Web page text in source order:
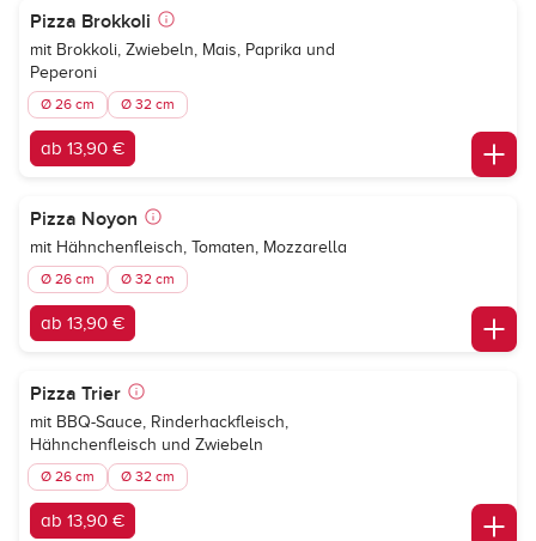
Pizza Brokkoli
mit Brokkoli, Zwiebeln, Mais, Paprika und
Peperoni
Ø 26 cm Ø 32 cm
ab 13,90 €
Pizza Noyon
mit Hähnchenfleisch, Tomaten, Mozzarella
Ø 26 cm Ø 32 cm
ab 13,90 €
Pizza Trier
mit BBQ-Sauce, Rinderhackfleisch,
Hähnchenfleisch und Zwiebeln
Ø 26 cm Ø 32 cm
ab 13,90 €